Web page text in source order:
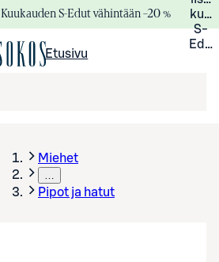
Kuukauden S-Edut vähintään –20 %
S-
Etusivu
Miehet
…
Pipot ja hatut